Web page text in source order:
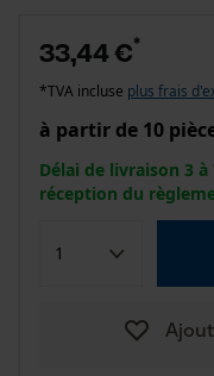
33,44 €*
*TVA incluse plus frais
à partir de 10
Délai de livraison 3
réception du